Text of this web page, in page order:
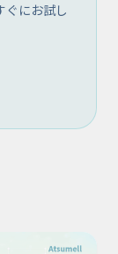
ぐにお試し